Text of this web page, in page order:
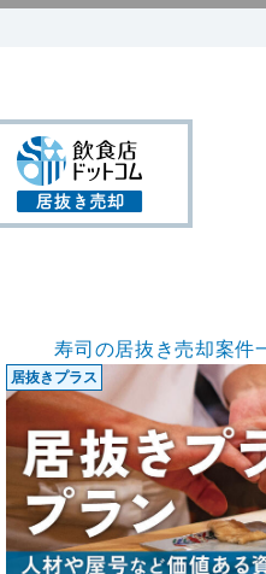
寿司の居抜き売却案件
居抜きプラス